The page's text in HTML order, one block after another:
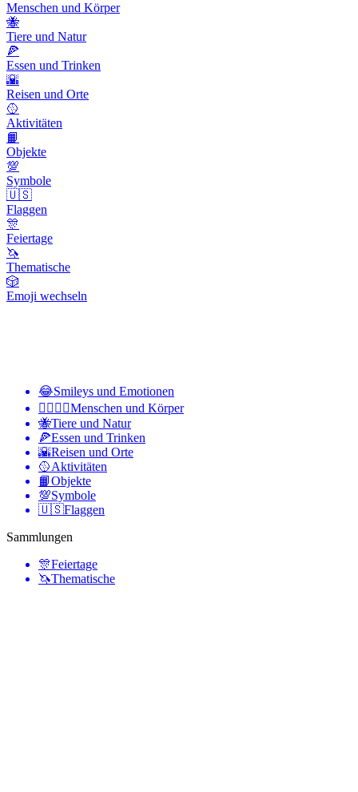
Menschen und Körper
🐝
Tiere und Natur
🍕
Essen und Trinken
🌇
Reisen und Orte
🥎
Aktivitäten
📙
Objekte
💯
Symbole
🇺🇸
Flaggen
🎊
Feiertage
🦄
Thematische
🎲
Emoji wechseln
😂Smileys und Emotionen
👩‍❤️‍💋‍👨Menschen und Körper
🐝Tiere und Natur
🍕Essen und Trinken
🌇Reisen und Orte
🥎Aktivitäten
📙Objekte
💯Symbole
🇺🇸Flaggen
Sammlungen
🎊Feiertage
🦄Thematische